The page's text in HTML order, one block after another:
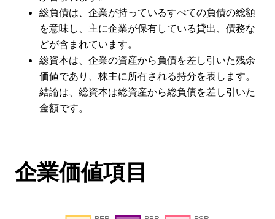
総負債は、企業が持っているすべての負債の総額
を意味し、主に企業が保有している貸出、債務な
どが含まれています。
総資本は、企業の資産から負債を差し引いた残余
価値であり、株主に所有される持分を表します。
結論は、総資本は総資産から総負債を差し引いた
金額です。
企業価値項目